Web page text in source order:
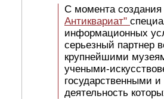
С момента
Антиквариат"
информационных
серьезный партнер
крупнейшими
учеными-
государственными
деятельность